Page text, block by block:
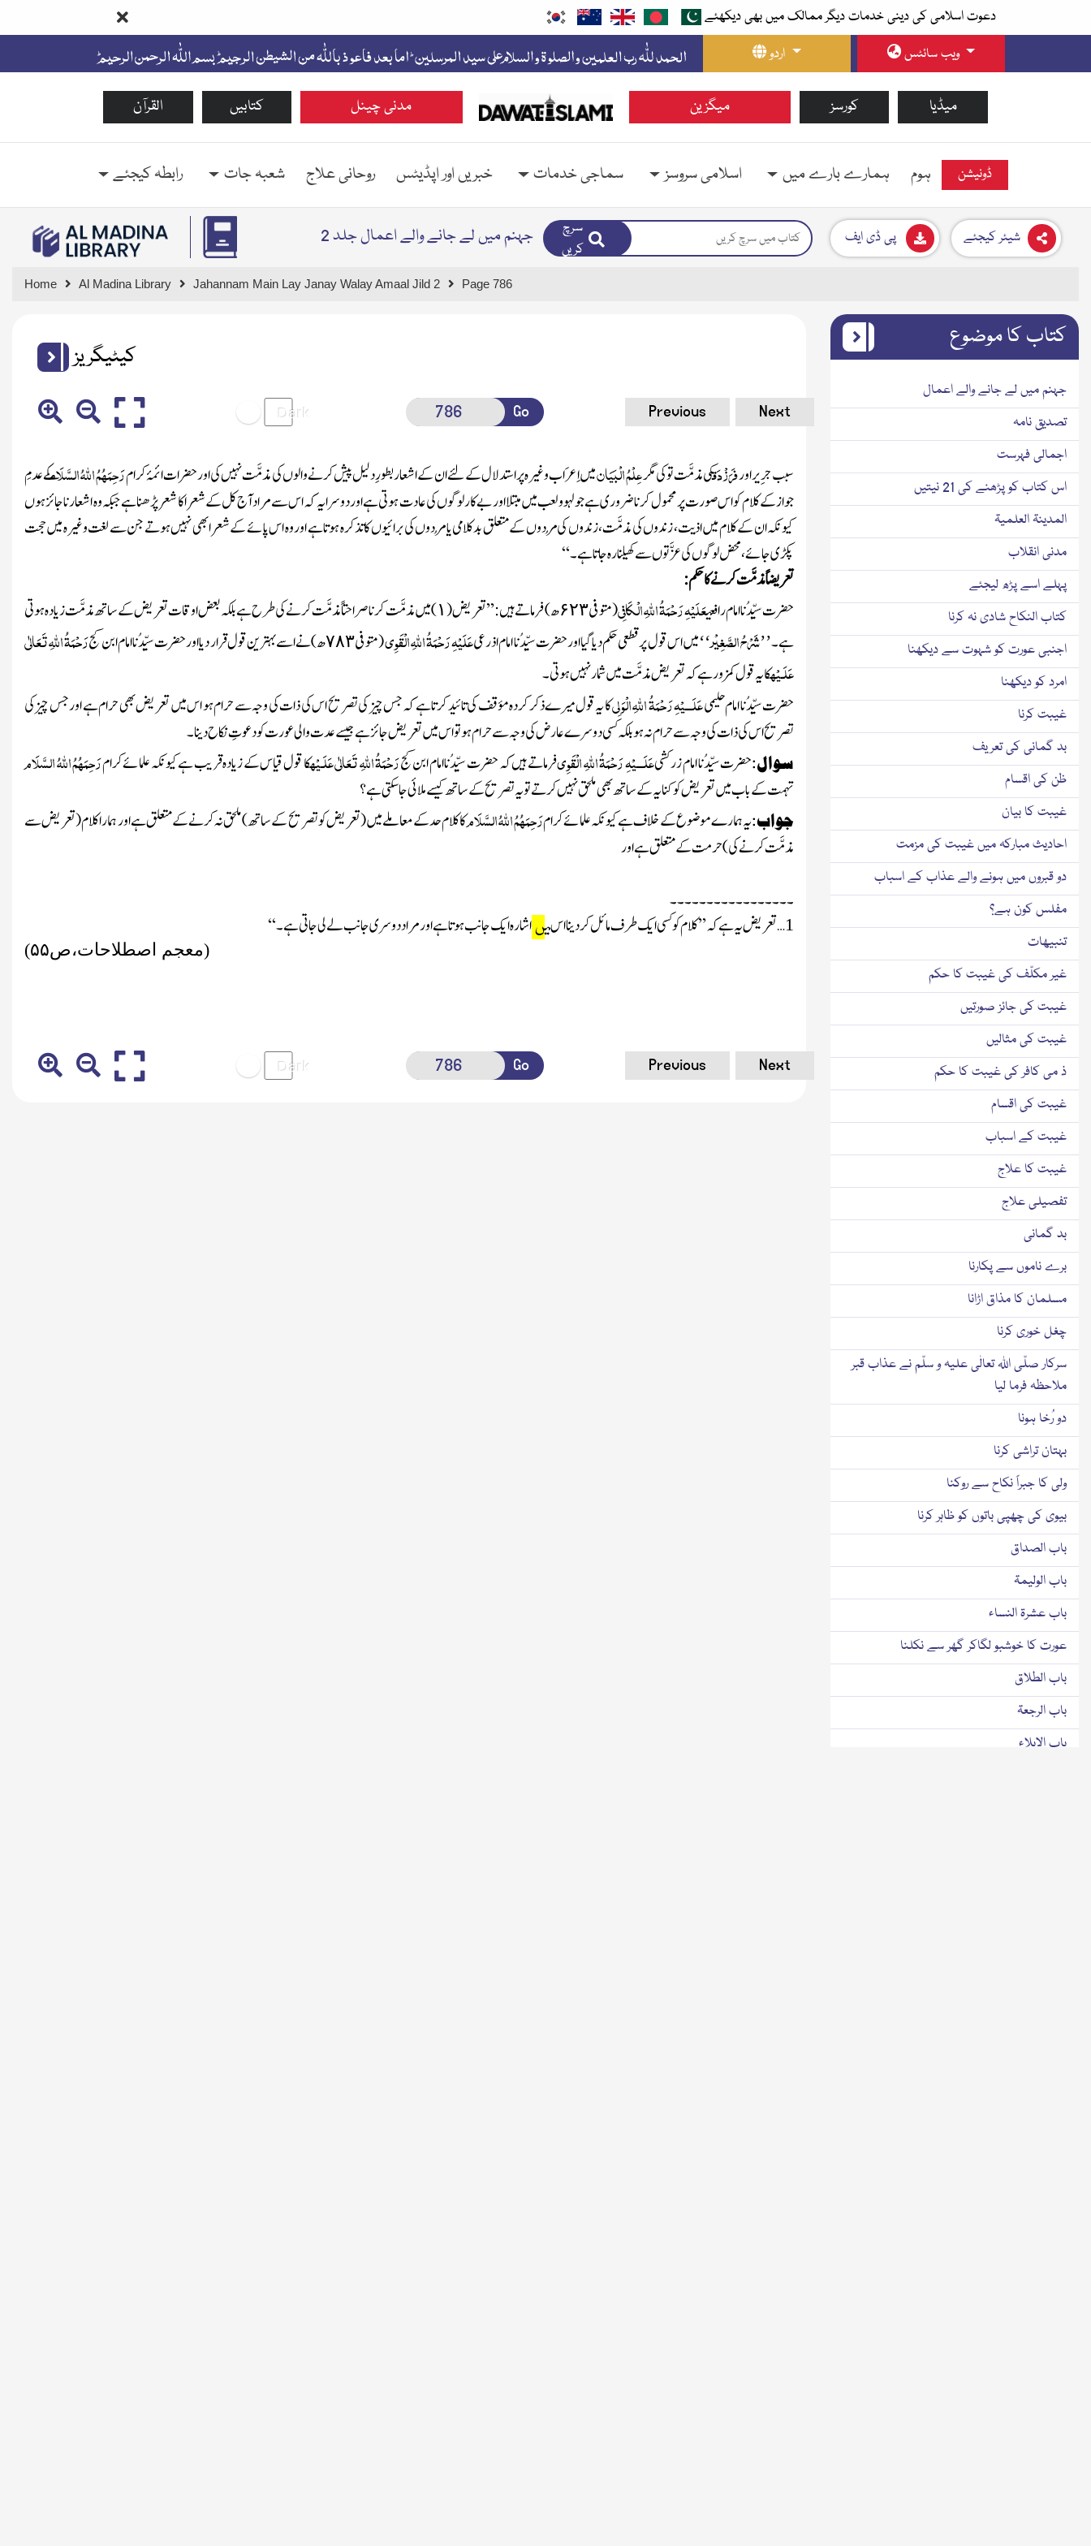
دعوت اسلامی کی دینی خدمات دیگر ممالک میں بھی دیکھئے
اردو
ویب سائٹس
القرآن کتابیں مدنی چینل میگزین کورسز میڈیا
ہوم ہمارے بارے میں اسلامی سروسز سماجی خدمات خبریں اور اپڈیٹس روحانی علاج شعبہ جات رابطہ کیجئے ڈونیشن
جہنم میں لے جانے والے اعمال جلد 2
سرچ
کریں
پی ڈی ایف شیئر کیجئے
Home Al Madina Library Jahannam Main Lay Janay Walay Amaal Jild 2 Page 786
کیٹیگریز
Go Previous Next
سبب جر ِیر اورفَرَزْدَقکی مذمَّت تو کی مگرعِلْمُ الْبَیَانمیں اِعرَاب وغیرہ پر استدلال کے لئے ان کے اشعار بطورِدلیل پیش کرنے والوں کی مذمَّت نہیں کی اور حضرات ائمۂ کرامرَحِمَہُمُ اللہُ السَّلَامکے عدمِ
جواز کے کلام کو اس صورت پر محمول کرنا ضروری ہے جو لہوو لعب میں مبتلا اور بے کار لوگوں کی عادت ہوتی ہے اور دوسرا یہ کہ اس سے مراد آج کل کے شعرا کا شعر پڑھنا ہے جبکہ وہ اشعار ناجائز ہوں
کیونکہ ان کے کلام میں اذیت، زندوں کی مذمَّت، زندوں کی مُردوں کے متعلق بدکلامی یا مُردوں کی برائیوں کا تذکرہ ہوتا ہے اور وہ اس پائے کے شعرابھی نہیں ہوتے جن سے لغت وغیرہ میں حجت
پکڑی جائے، محض لوگوں کی عزَّتوں سے کھیلنا رہ جاتا ہے ۔‘‘
تعریضاً مذمَّت کرنے کا حکم:
حضرت سیِّدُنا امام رافعیعَلَیْہِ رَحْمَۃُ اللہِ الْکَافِی(متوفی۶۲۳ھ)فرماتے ہیں : ’’تعریض(۱)میں مذمَّت کرنا صراحتاً مذمَّت کرنے کی طرح ہے بلکہ بعض اوقات تعریض کے ساتھ مذمَّت زیادہ ہوتی
ہے۔’’شَرْحُالصَّغِیْر‘‘میں اس قول پر قطعی حکم دیاگیا اورحضرت سیِّدُنا امام اذرعیعَلَیْہِ رَحْمَۃُ اللہِ الْقَوِی(متوفی۷۸۳ھ)نے اسے بہترین قول قرار دیا اور حضرت سیِّدُنا امام ابن کجرَحْمَۃُ اللہِ تَعَالٰی
عَلَـیْہکا یہ قول کمزور ہے کہ تعریض مذمَّت میں شمار نہیں ہوتی۔
حضرت سیِّدُنا امام حلیمیعَلَـــیْہِ رَحْمَۃُ اللہِ الْوَ لِیکا یہ قول میرے ذکر کردہ مؤقف کی تائید کرتا ہے کہ جس چیز کی تصریح اس کی ذات کی وجہ سے حرام ہو اس میں تعریض بھی حرام ہے اور جس چیز کی
تصریح اس کی ذات کی وجہ سے حرام نہ ہو بلکہ کسی دوسرے عارض کی وجہ سے حرام ہو تو اس میں تعریض جائز ہے جیسے عدت والی عورت کو دعوتِ نکاح دینا۔
سوال:حضرت سیِّدُنا امام زرکشیعَلَـــیْہِ رَحْمَۃُ اللہِ الْقَوِیفرماتے ہیں کہ حضرت سیِّدُنا امام ابن کجرَحْمَۃُ اللہِ تَعَالٰی عَلَـیْہکا قول قیاس کے زیادہ قریب ہے کیونکہ علمائے کرامرَحِمَہُمُ اللہُ السَّلَام
تہمت کے باب میں تعریض کو کنایہ کے ساتھ بھی ملحق نہیں کرتے تو یہ تصریح کے ساتھ کیسے ملائی جا سکتی ہے؟
جواب:یہ ہمارے موضوع کے خلاف ہے کیونکہ علمائے کرامرَحِمَہُمُ اللہُ السَّلَامکاکلام حد کے معاملے میں(تعریض کو تصریح کے ساتھ)ملحق نہ کرنے کے متعلق ہے اور ہمارا کلام(تعریض سے
مذمَّت کرنے کی)حرمت کے متعلق ہے اور
۔۔۔۔۔۔۔۔۔۔۔۔۔۔۔۔۔
1…تعریض یہ ہے کہ ’’کلام کو کسی ایک طرف مائل کردینا اس میںاشارہ ایک جانب ہوتا ہے اورمراد دوسری جانب لے لی جاتی ہے۔‘‘
(معجم اصطلاحات،ص۵۵)
Go Previous Next
کتاب کا موضوع
جہنم میں لے جانے والے اعمال
تصدیق نامہ
اجمالی فہرست
اس کتاب کو پڑھنے کی 21 نیتیں
المدینۃ العلمیۃ
مدنی انقلاب
پہلے اسے پڑھ لیجئے
کتاب النکاح شادی نہ کرنا
اجنبی عورت کو شہوت سے دیکھنا
امرد کو دیکھنا
غیبت کرنا
بد گمانی کی تعریف
ظن کی اقسام
غیبت کا بیان
احادیث مبارکہ میں غیبت کی مزمت
دو قبروں میں ہونے والے عذاب کے اسباب
مفلس کون ہے؟
تنبیھات
غیر مکلّف کی غیبت کا حکم
غیبت کی جائز صورتیں
غیبت کی مثالیں
ذ می کافر کی غیبت کا حکم
غیبت کی اقسام
غیبت کے اسباب
غیبت کا علاج
تفصیلی علاج
بد گمانی
برے ناموں سے پکارنا
مسلمان کا مذاق اڑانا
چغل خوری کرنا
سرکار صلّی اللہ تعالٰی علیہ و سلّم نے عذاب قبر
ملاحظہ فرما لیا
دو رُخا ہونا
بہتان تراشی کرنا
ولی کا جبراً نکاح سے روکنا
بیوی کی چھپی باتوں کو ظاہر کرنا
باب الصداق
باب الولیمۃ
باب عشرۃ النساء
عورت کا خوشبو لگاکر گھر سے نکلنا
باب الطلاق
باب الرجعۃ
باب الایلاء